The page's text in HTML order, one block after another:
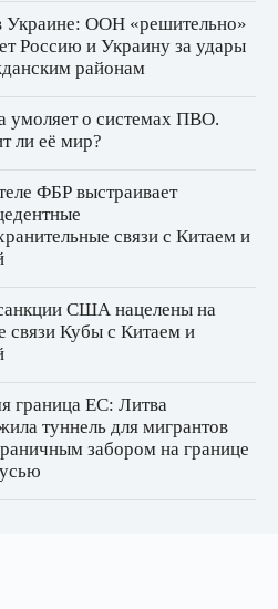
Украине: ООН «решительно»
Россию и Украину за удары
районам
умоляет о системах ПВО.
ли её мир?
ФБР выстраивает
связи с Китаем и
США нацелены на
связи Кубы с Китаем и
граница ЕС: Литва
туннель для мигрантов
забором на границе